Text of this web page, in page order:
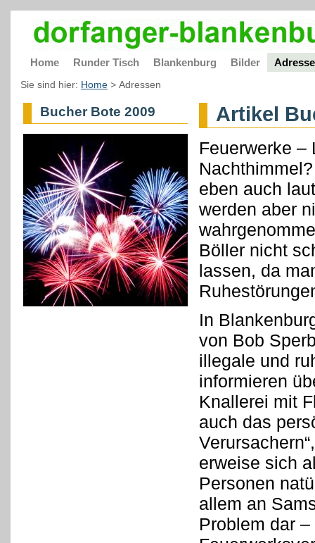
Home Runder Tisch Blankenburg Bilder
Sie sind hier: Home > Adressen
Bucher Bote 2009 Artikel
Feuerwerke –
eben auch
werden aber
Böller nicht
lassen, da
In
von Bob
illegale und
informieren
Knallerei mit
auch das
erweise sich
Personen
allem an
Problem dar